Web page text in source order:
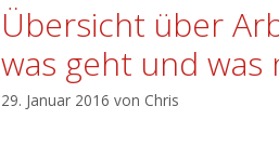
Übersicht über
was geht und was
29. Januar 2016 von Chris